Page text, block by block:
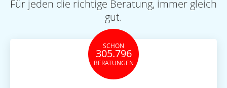
Für jeden die richtige Beratung, immer gleich
gut.
SCHON
305.796
BERATUNGEN